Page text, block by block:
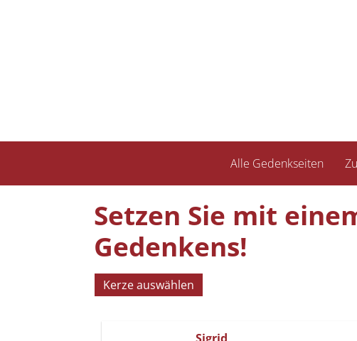
Alle Gedenkseiten
Setzen Sie mit
Gedenkens!
Kerze auswählen